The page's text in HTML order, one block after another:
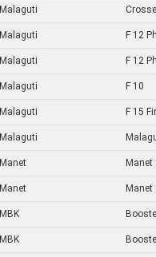
Malaguti
Malaguti F 12
Malaguti F 12
Malaguti F 10
Malaguti F 15
Malaguti
Manet Manet
Manet Manet
MBK
MBK